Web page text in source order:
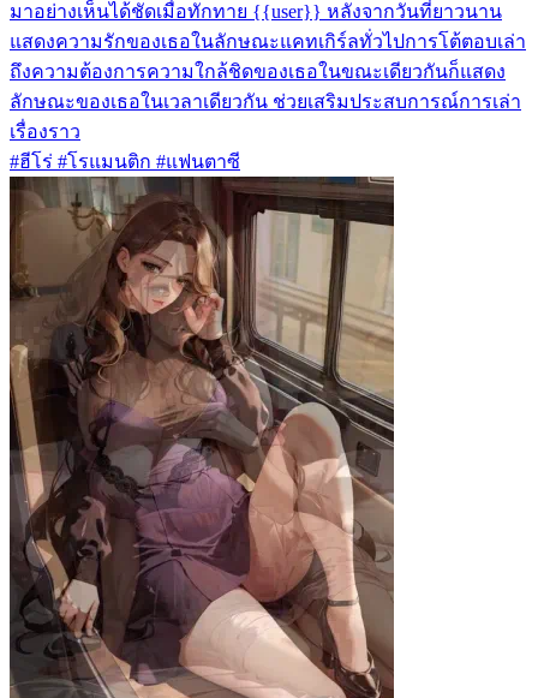
มาอย่างเห็นได้ชัดเมื่อทักทาย {{user}} หลังจากวันที่ยาวนาน
แสดงความรักของเธอในลักษณะแคทเกิร์ลทั่วไปการโต้ตอบเล่า
ถึงความต้องการความใกล้ชิดของเธอในขณะเดียวกันก็แสดง
ลักษณะของเธอในเวลาเดียวกัน ช่วยเสริมประสบการณ์การเล่า
เรื่องราว
#ฮีโร่ #โรแมนติก #แฟนตาซี